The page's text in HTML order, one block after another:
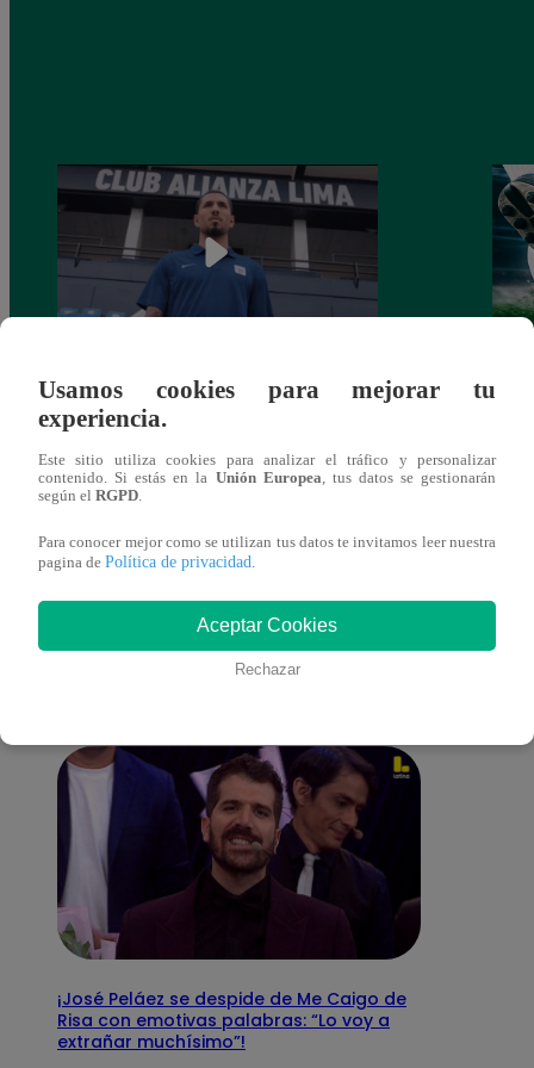
Alianza Lima: así anunció a Sergio Peña
como nuevo fichaje para el Torneo
También te puede
interesar
¡José Peláez se despide de Me Caigo de
Risa con emotivas palabras: “Lo voy a
extrañar muchísimo”!
Usamos cookies para mejorar tu
experiencia.
Este sitio utiliza cookies para analizar el tráfico y personalizar
contenido. Si estás en la Unión Europea, tus datos se gestionarán
según el RGPD.
Para conocer mejor como se utilizan tus datos te invitamos leer nuestra
pagina de Política de privacidad.
Aceptar Cookies
Rechazar